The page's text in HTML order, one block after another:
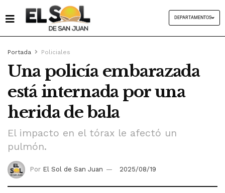
DEPARTAMENTOS
Portada Policiales
Una policía embarazada
está internada por una
herida de bala
El impacto en el tórax le afectó un
pulmón.
Por El Sol de San Juan 2025/08/19